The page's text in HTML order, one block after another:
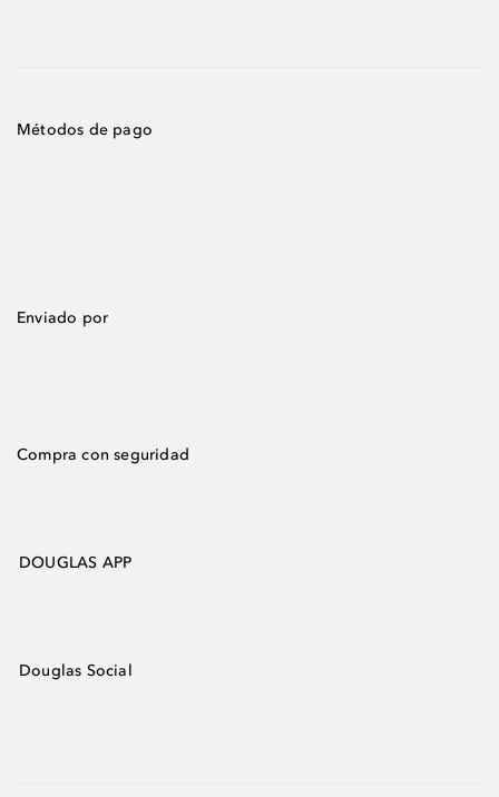
Métodos de pago
Enviado por
Compra con seguridad
DOUGLAS APP
Douglas Social